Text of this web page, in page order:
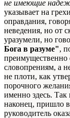
не имеющие
указывает на
оправдания,
неведения, но от
уразумели, но
Бога в разуме",
преимущественно
словопрениям, а
не плоти, как
порочного
именно здесь. Так
наконец, пришло в
руководитель